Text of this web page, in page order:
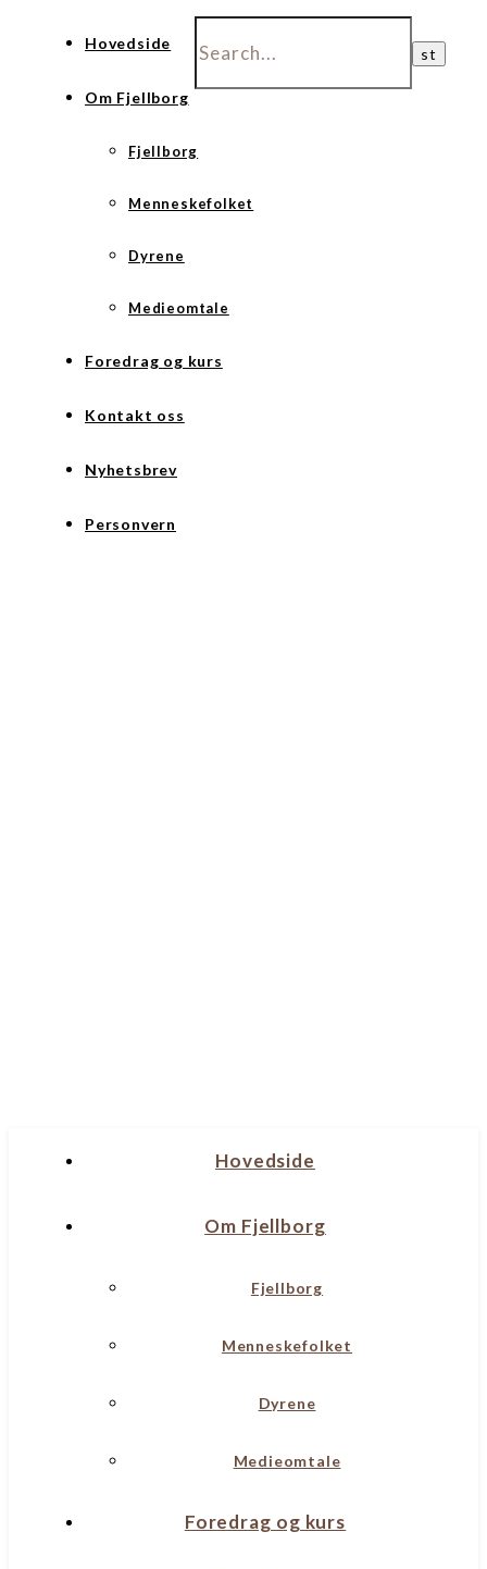
Hovedside
Om Fjellborg
Fjellborg
Menneskefolket
Dyrene
Medieomtale
Foredrag og kurs
Kontakt oss
Nyhetsbrev
Personvern
Hovedside
Om Fjellborg
Fjellborg
Menneskefolket
Dyrene
Medieomtale
Foredrag og kurs